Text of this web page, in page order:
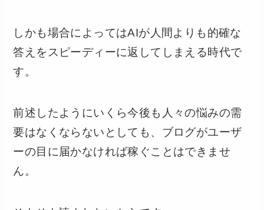
しかも場合によってはAIが人間よりも的確な
答えをスピーディーに返してしまえる時代で
す。
前述したようにいくら今後も人々の悩みの需
要はなくならないとしても、ブログがユーザ
ーの目に届かなければ稼ぐことはできませ
ん。